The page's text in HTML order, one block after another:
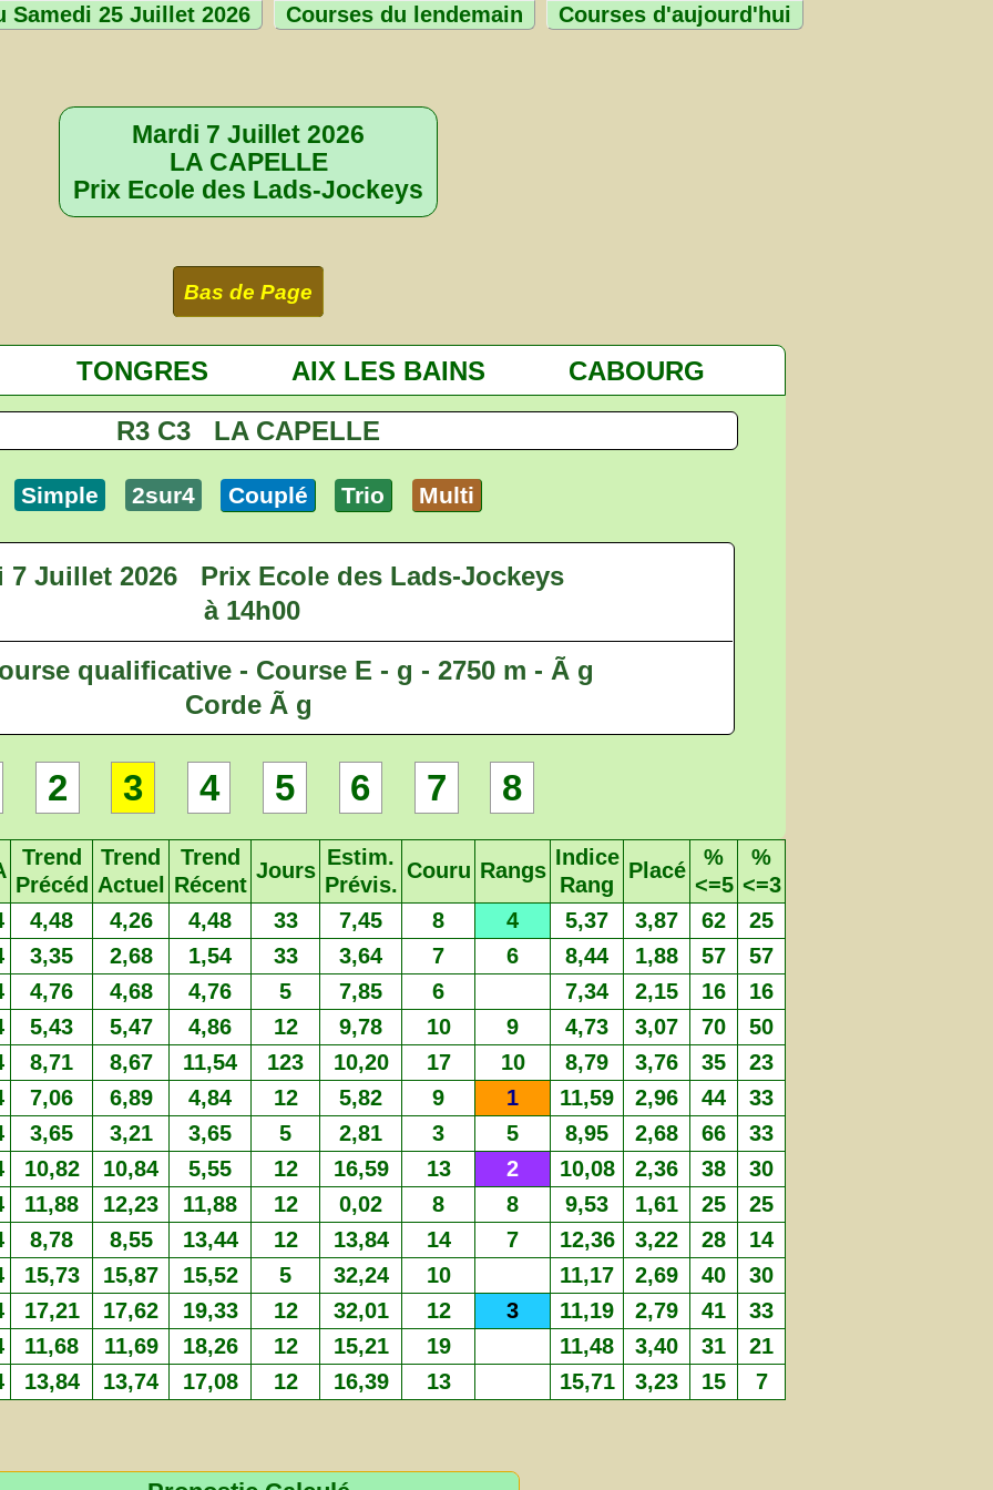
Samedi 25 Juillet 2026 Courses du lendemain Courses d'aujourd'hui
Mardi 7 Juillet 2026
LA CAPELLE
Prix Ecole des Lads-Jockeys
Bas de Page
TONGRES AIX LES BAINS CABOURG
R3 C3 LA CAPELLE
Simple 2sur4 Couplé Trio Multi
7 Juillet 2026
Prix Ecole des Lads-Jockeys
à 14h00
qualificative - Course E - g - 2750 m - Ã g
Corde Ã g
2 3 4 5 6 7 8
Trend
Précéd
Trend
Actuel
Trend
Récent
Jours
Estim.
Prévis.
Couru Rangs
Indice
Rang
Placé
%
<=5
%
<=3
4,48 4,26 4,48 33 7,45 8 4 5,37 3,87 62
25
3,35 2,68 1,54 33 3,64 7 6 8,44 1,88 57
57
4,76 4,68 4,76 5 7,85 6 7,34 2,15 16
16
5,43 5,47 4,86 12 9,78 10 9 4,73 3,07 70
50
8,71 8,67 11,54 123 10,20 17 10 8,79 3,76 35
23
7,06 6,89 4,84 12 5,82 9 1 11,59 2,96 44
33
3,65 3,21 3,65 5 2,81 3 5 8,95 2,68 66
33
10,82 10,84 5,55 12 16,59 13 2 10,08 2,36 38
30
11,88 12,23 11,88 12 0,02 8 8 9,53 1,61 25
25
8,78 8,55 13,44 12 13,84 14 7 12,36 3,22 28
14
15,73 15,87 15,52 5 32,24 10 11,17 2,69 40
30
17,21 17,62 19,33 12 32,01 12 3 11,19 2,79 41
33
11,68 11,69 18,26 12 15,21 19 11,48 3,40 31
21
13,84 13,74 17,08 12 16,39 13 15,71 3,23 15 7